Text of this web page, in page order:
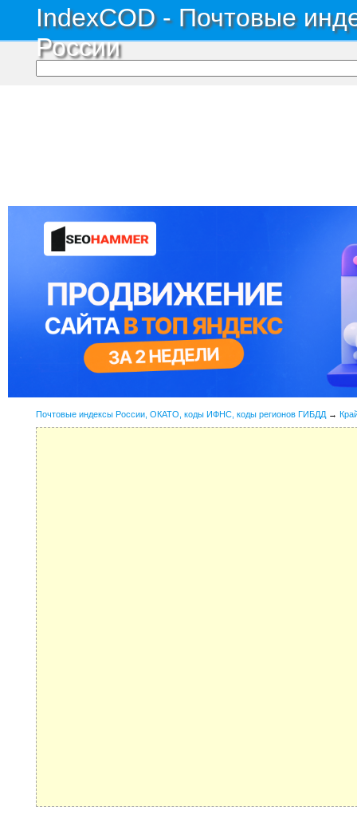
IndexCOD - Почтовые
России
Почтовые индексы России, ОКАТО, коды ИФНС, коды регионов ГИБДД →